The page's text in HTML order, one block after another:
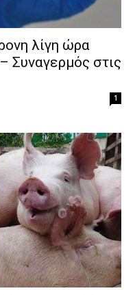
λίγη ώρα
Συναγερμός στις
1